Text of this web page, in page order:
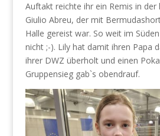
Auftakt reichte ihr ein Remis in der
Giulio Abreu, der mit
Halle gereist war. So weit im
nicht ;-). Lily hat damit ihren Papa
ihrer DWZ überholt und einen
Gruppensieg gab`s obendrauf.